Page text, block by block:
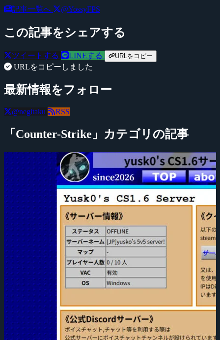
記事一覧へ @YossyFPS
この記事をシェアする
ツイートする LINEする URLをコピー
URLをコピーしました
最新情報をフォロー
@negitaku RSS
「Counter-Strike」カテゴリの記事